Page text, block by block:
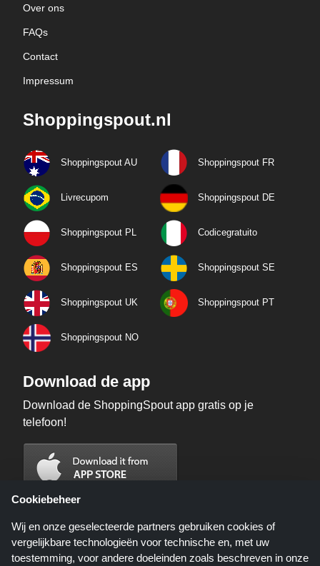
Over ons
FAQs
Contact
Impressum
Shoppingspout.nl
Shoppingspout AU Shoppingspout FR
Livrecupom Shoppingspout DE
Shoppingspout PL Codicegratuito
Shoppingspout ES Shoppingspout SE
Shoppingspout UK Shoppingspout PT
Shoppingspout NO
Download de app
Download de ShoppingSpout app gratis op je
telefoon!
Cookiebeheer
Wij en onze geselecteerde partners gebruiken cookies of
vergelijkbare technologieën voor technische en, met uw
toestemming, voor andere doeleinden zoals beschreven in onze